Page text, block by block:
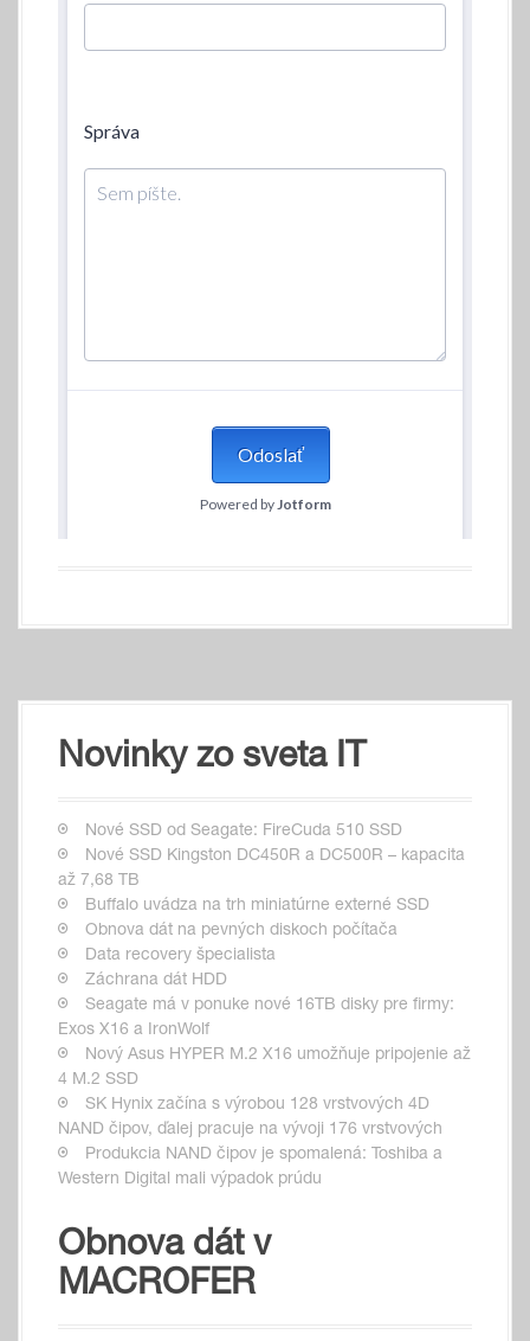
Novinky zo sveta IT
Nové SSD od Seagate: FireCuda 510 SSD
Nové SSD Kingston DC450R a DC500R – kapacita
až 7,68 TB
Buffalo uvádza na trh miniatúrne externé SSD
Obnova dát na pevných diskoch počítača
Data recovery špecialista
Záchrana dát HDD
Seagate má v ponuke nové 16TB disky pre firmy:
Exos X16 a IronWolf
Nový Asus HYPER M.2 X16 umožňuje pripojenie až
4 M.2 SSD
SK Hynix začína s výrobou 128 vrstvových 4D
NAND čipov, ďalej pracuje na vývoji 176 vrstvových
Produkcia NAND čipov je spomalená: Toshiba a
Western Digital mali výpadok prúdu
Obnova dát v
MACROFER